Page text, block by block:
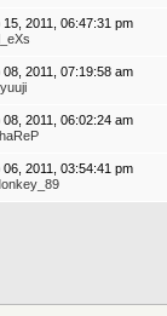
15, 2011, 06:47:31 pm
08, 2011, 07:19:58 am
08, 2011, 06:02:24 am
06, 2011, 03:54:41 pm